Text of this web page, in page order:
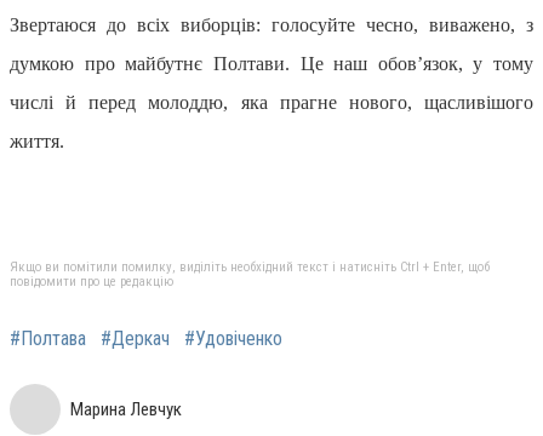
Звертаюся до всіх виборців: голосуйте чесно, виважено, з
думкою про майбутнє Полтави. Це наш обов’язок, у тому
числі й перед молоддю, яка прагне нового, щасливішого
життя.
Якщо ви помітили помилку, виділіть необхідний текст і натисніть Ctrl + Enter, щоб
повідомити про це редакцію
#Полтава #Деркач #Удовіченко
Марина Левчук